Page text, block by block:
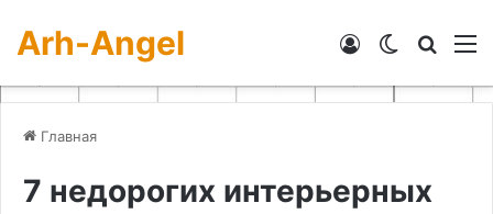
Arh-Angel Switch skin
Войти
Главная
7 недорогих интерьерных